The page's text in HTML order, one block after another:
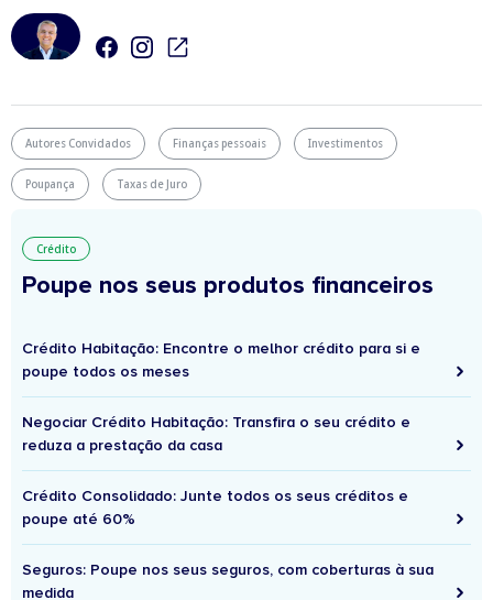
Autores Convidados Finanças pessoais Investimentos
Poupança Taxas de Juro
Crédito
Poupe nos seus produtos financeiros
Crédito Habitação: Encontre o melhor crédito para si e
poupe todos os meses
Negociar Crédito Habitação: Transfira o seu crédito e
reduza a prestação da casa
Crédito Consolidado: Junte todos os seus créditos e
poupe até 60%
Seguros: Poupe nos seus seguros, com coberturas à sua
medida